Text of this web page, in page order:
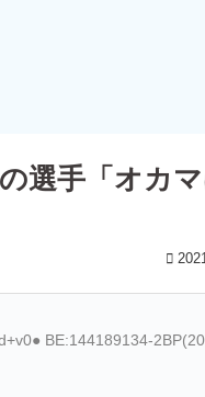
選手「オカ
BE:144189134-